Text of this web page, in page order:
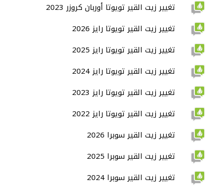
تغيير زيت القير تويوتا أوربان كروزر 2023
تغيير زيت القير تويوتا رايز 2026
تغيير زيت القير تويوتا رايز 2025
تغيير زيت القير تويوتا رايز 2024
تغيير زيت القير تويوتا رايز 2023
تغيير زيت القير تويوتا رايز 2022
تغيير زيت القير سوبرا 2026
تغيير زيت القير سوبرا 2025
تغيير زيت القير سوبرا 2024